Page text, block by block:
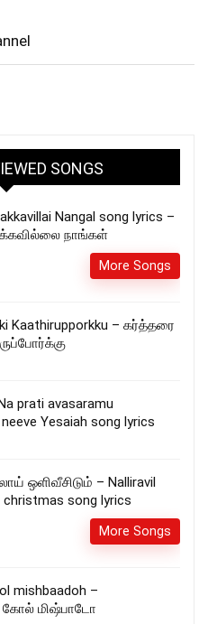
SONGS
Nangal song lyrics –
நாங்கள்
More Songs
Kaathirupporkku – கர்த்தரை
prati avasaramu
Yesaiah song lyrics
ஒளிவீசிடும் – Nalliravil
christmas song lyrics
More Songs
mishbaadoh –
மிஷ்பாடோ